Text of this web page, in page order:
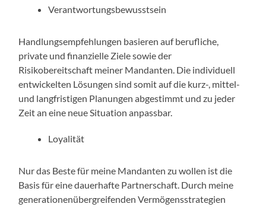
Verantwortungsbewusstsein
Handlungsempfehlungen basieren auf berufliche,
private und finanzielle Ziele sowie der
Risikobereitschaft meiner Mandanten. Die individuell
entwickelten Lösungen sind somit auf die kurz-, mittel-
und langfristigen Planungen abgestimmt und zu jeder
Zeit an eine neue Situation anpassbar.
Loyalität
Nur das Beste für meine Mandanten zu wollen ist die
Basis für eine dauerhafte Partnerschaft. Durch meine
generationenübergreifenden Vermögensstrategien